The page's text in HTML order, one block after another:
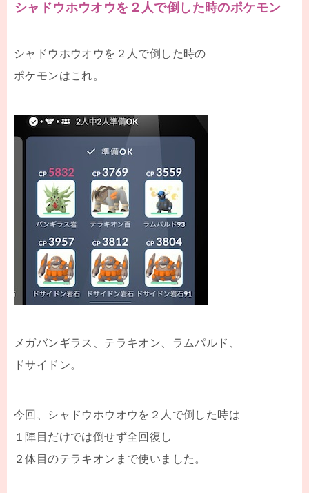
シャドウホウオウを２人で倒した時のポケモン
シャドウホウオウを２人で倒した時の
ポケモンはこれ。
メガバンギラス、テラキオン、ラムパルド、
ドサイドン。
今回、シャドウホウオウを２人で倒した時は
１陣目だけでは倒せず全回復し
２体目のテラキオンまで使いました。